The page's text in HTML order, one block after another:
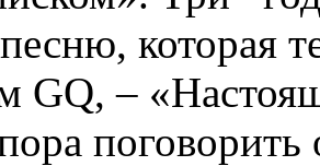
которая
GQ, –
поговорить